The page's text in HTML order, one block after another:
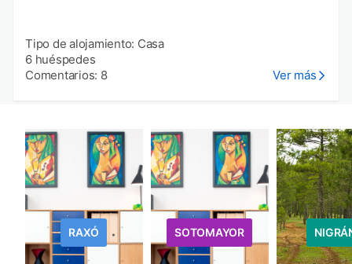
Tipo de alojamiento: Casa
6 huéspedes
Comentarios: 8
Ver más
RAXÓ SOTOMAYOR